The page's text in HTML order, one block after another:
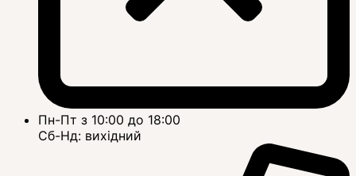
Пн-Пт з 10:00 до 18:00
Сб-Нд: вихідний